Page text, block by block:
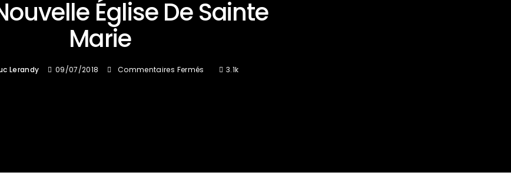
Église De Sainte
Marie
Lerandy 09/07/2018 Commentaires Fermés 3.1k